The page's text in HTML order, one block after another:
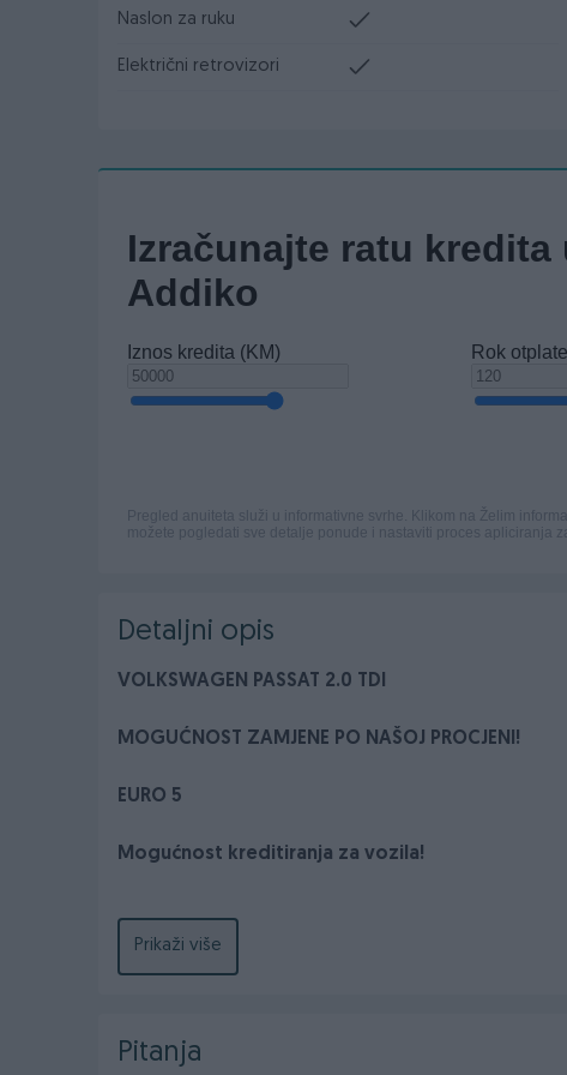
Naslon za ruku
Električni retrovizori
Detaljni opis
VOLKSWAGEN PASSAT 2.0 TDI
MOGUĆNOST ZAMJENE PO NAŠOJ PROCJENI!
EURO 5
Mogućnost kreditiranja za vozila!
2011.GODINA
Prikaži više
Pitanja